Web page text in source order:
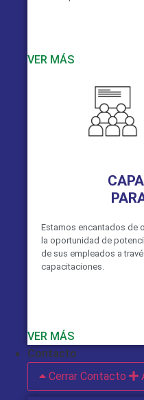
VER MÁS
Estamos encantados de
la oportunidad de
de sus empleados a
capacitaciones.
VER MÁS
Contacto
Cerrar Contacto